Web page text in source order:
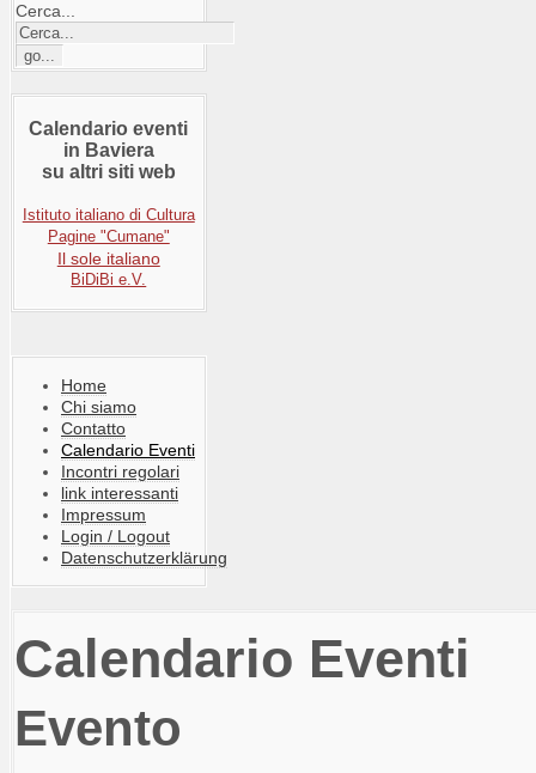
Cerca...
Calendario eventi
in Baviera
su altri siti web
Istituto italiano di Cultura
Pagine "Cumane"
Il sole italiano
BiDiBi e.V.
Home
Chi siamo
Contatto
Calendario Eventi
Incontri regolari
link interessanti
Impressum
Login / Logout
Datenschutzerklärung
Calendario Eventi
Evento